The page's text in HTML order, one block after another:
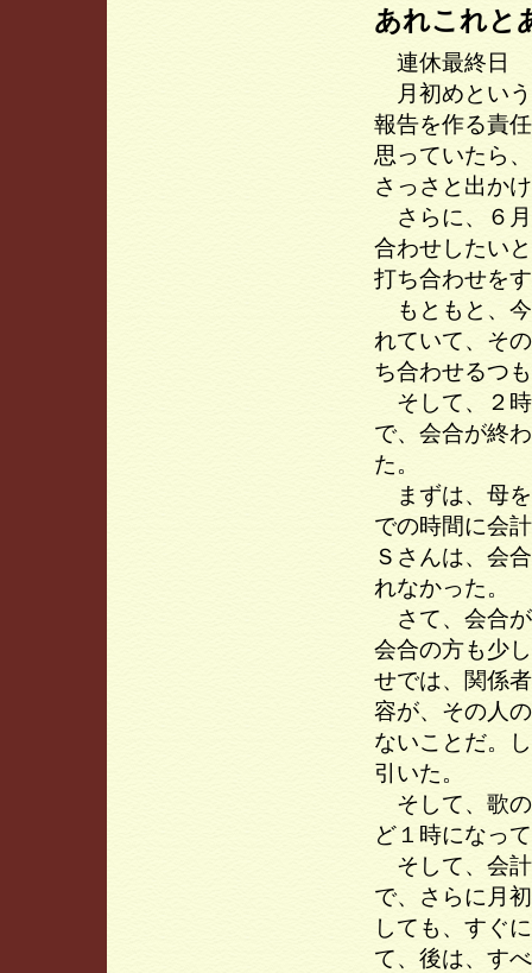
あれこれと
連休最終日
月初めという
報告を作る責
思っていたら
さっさと出か
さらに、６月
合わせしたい
打ち合わせを
もともと、今
れていて、そ
ち合わせるつ
そして、２時
で、会合が終
た。
まずは、母を
での時間に会
Ｓさんは、会
れなかった。
さて、会合が
会合の方も少
せでは、関係
容が、その人
ないことだ。
引いた。
そして、歌の
ど１時になっ
そして、会計
で、さらに月
しても、すぐ
て、後は、す